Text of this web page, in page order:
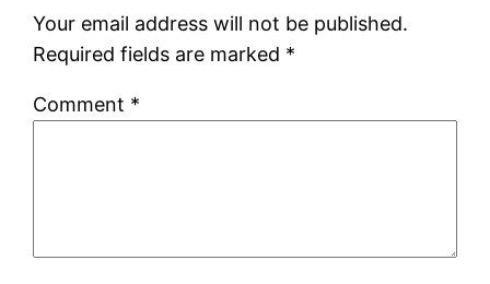
Your email address will not be published.
Required fields are marked *
Comment *